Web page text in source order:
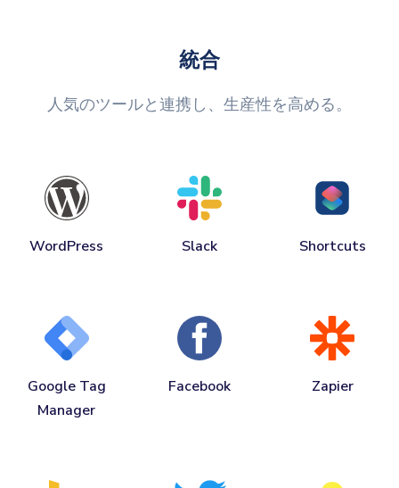
統合
人気のツールと連携し、生産性を高める。
WordPress Slack Shortcuts
Google Tag
Manager
Facebook Zapier